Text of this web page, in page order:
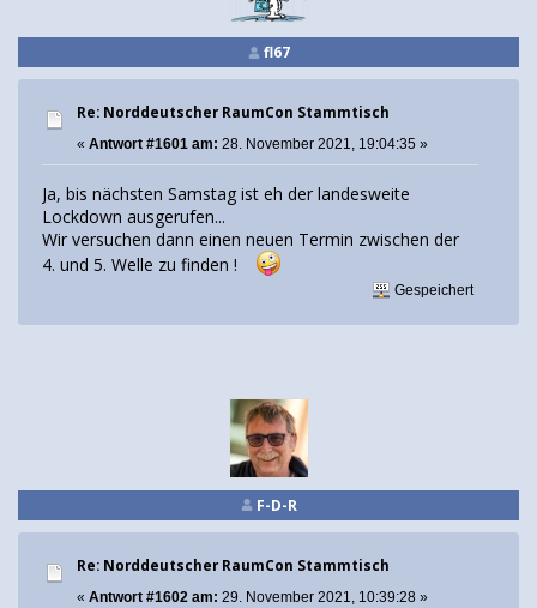
fl67
Re: Norddeutscher RaumCon Stammtisch
« Antwort #1601 am: 28. November 2021, 19:04:35 »
Ja, bis nächsten Samstag ist eh der landesweite
Lockdown ausgerufen...
Wir versuchen dann einen neuen Termin zwischen der
4. und 5. Welle zu finden !
Gespeichert
F-D-R
Re: Norddeutscher RaumCon Stammtisch
« Antwort #1602 am: 29. November 2021, 10:39:28 »